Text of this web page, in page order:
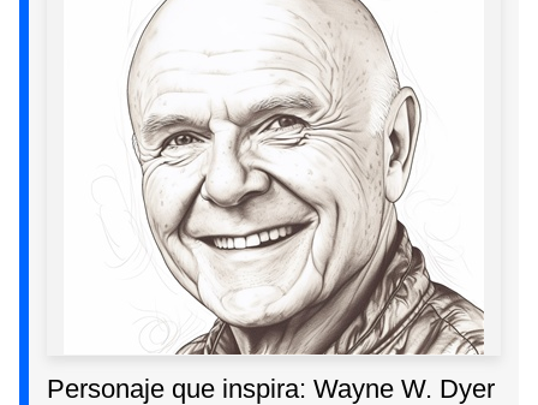
Personaje que inspira: Wayne W. Dyer